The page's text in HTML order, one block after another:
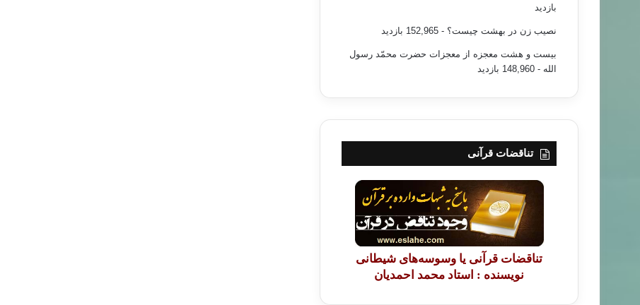
بازدید
نصیب زن در بهشت چیست؟ - 152,965 بازدید
بیست و هشت معجزه از معجزات حضرت محمّد رسول
الله - 148,960 بازدید
تناقضات قرآنی
تناقضات قرآنی یا وسوسه‌های شیطانی
نویسنده : استاد محمد احمدیان